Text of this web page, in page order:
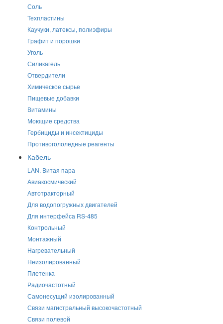
Соль
Техпластины
Каучуки, латексы, полиэфиры
Графит и порошки
Уголь
Силикагель
Отвердители
Химическое сырье
Пищевые добавки
Витамины
Моющие средства
Гербициды и инсектициды
Противогололедные реагенты
Кабель
LAN. Витая пара
Авиакосмический
Автотракторный
Для водопогружных двигателей
Для интерфейса RS-485
Контрольный
Монтажный
Нагревательный
Неизолированный
Плетенка
Радиочастотный
Самонесущий изолированный
Связи магистральный высокочастотный
Связи полевой